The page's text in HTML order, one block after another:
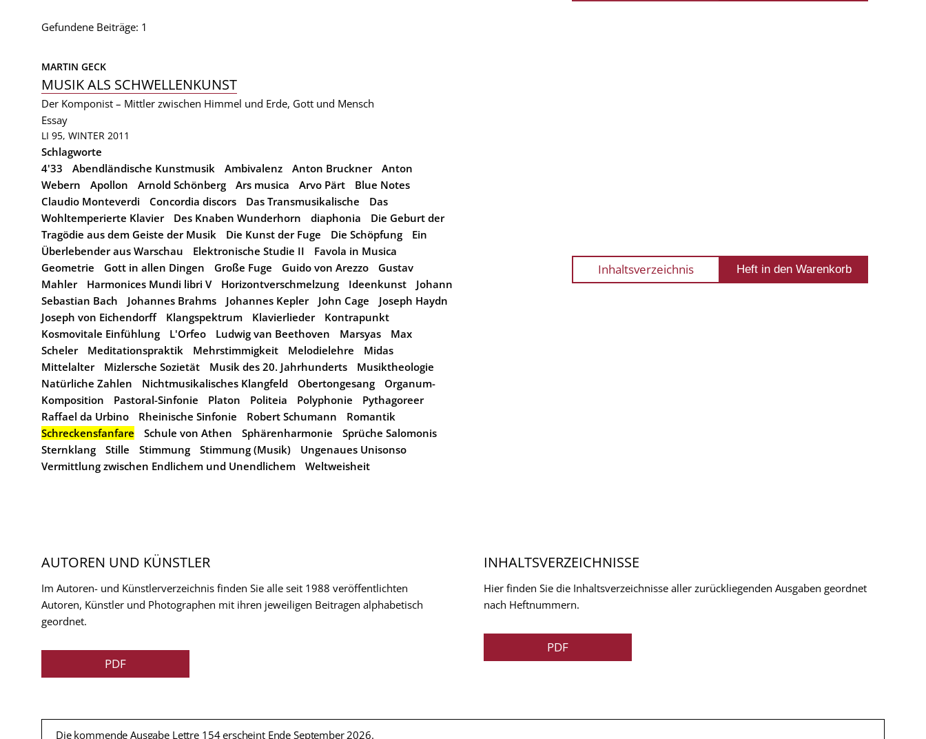
Gefundene Beiträge: 1
MARTIN GECK
MUSIK ALS SCHWELLENKUNST
Der Komponist – Mittler zwischen Himmel und Erde, Gott und Mensch
Essay
LI 95, WINTER 2011
Schlagworte
4'33
Abendländische Kunstmusik Ambivalenz Anton Bruckner
Anton
Webern
Apollon Arnold Schönberg Ars musica Arvo Pärt
Blue Notes
Claudio Monteverdi
Concordia discors Das Transmusikalische
Das
Wohltemperierte Klavier
Des Knaben Wunderhorn diaphonia
Die Geburt der
Tragödie aus dem Geiste der Musik
Die Kunst der Fuge Die Schöpfung
Ein
Überlebender aus Warschau
Elektronische Studie II
Favola in Musica
Geometrie
Gott in allen Dingen Große Fuge Guido von Arezzo
Gustav
Mahler
Harmonices Mundi libri V Horizontverschmelzung Ideenkunst
Johann
Sebastian Bach
Johannes Brahms Johannes Kepler John Cage
Joseph Haydn
Joseph von Eichendorff
Klangspektrum Klavierlieder
Kontrapunkt
Kosmovitale Einfühlung
L'Orfeo Ludwig van Beethoven Marsyas
Max
Scheler
Meditationspraktik Mehrstimmigkeit Melodielehre
Midas
Mittelalter
Mizlersche Sozietät Musik des 20. Jahrhunderts
Musiktheologie
Natürliche Zahlen
Nichtmusikalisches Klangfeld Obertongesang
Organum-
Komposition
Pastoral-Sinfonie Platon Politeia Polyphonie
Pythagoreer
Raffael da Urbino
Rheinische Sinfonie Robert Schumann
Romantik
Schreckensfanfare
Schule von Athen Sphärenharmonie
Sprüche Salomonis
Sternklang
Stille Stimmung Stimmung (Musik)
Ungenaues Unisonso
Vermittlung zwischen Endlichem und Unendlichem
Weltweisheit
Inhaltsverzeichnis
AUTOREN UND KÜNSTLER
Im Autoren- und Künstlerverzeichnis finden Sie alle seit 1988 veröffentlichten
Autoren, Künstler und Photographen mit ihren jeweiligen Beitragen alphabetisch
geordnet.
PDF
INHALTSVERZEICHNISSE
Hier finden Sie die Inhaltsverzeichnisse aller zurückliegenden Ausgaben geordnet
nach Heftnummern.
PDF
Die kommende Ausgabe Lettre 154 erscheint Ende September 2026.